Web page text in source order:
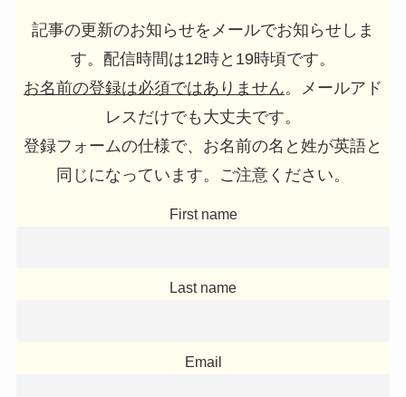
記事の更新のお知らせをメールでお知らせしま
す。配信時間は12時と19時頃です。
お名前の登録は必須ではありません。メールアド
レスだけでも大丈夫です。
登録フォームの仕様で、お名前の名と姓が英語と
同じになっています。ご注意ください。
First name
Last name
Email